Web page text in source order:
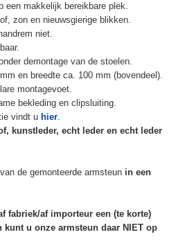
een makkelijk bereikbare plek.
zon en nieuwsgierige blikken.
niet.
demontage van de stoelen.
en breedte ca. 100 mm (bovendeel).
montagevoet.
bekleding en clipsluiting.
vindt u hier.
kunstleder, echt leder en echt leder
van de gemonteerde armsteun in een
fabriek/af importeur een (te korte)
u onze armsteun daar NIET op